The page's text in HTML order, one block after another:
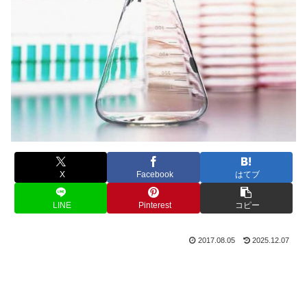
X Facebook はてブ
LINE Pinterest コピー
2017.08.05 2025.12.07